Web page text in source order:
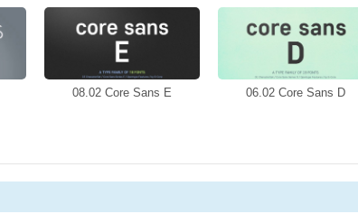
08.02 Core Sans E 06.02 Core Sans D